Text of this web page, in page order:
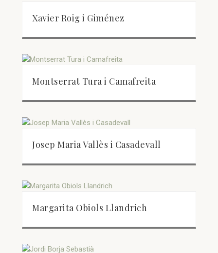
Xavier Roig i Giménez
Montserrat Tura i Camafreita
Josep Maria Vallès i Casadevall
Margarita Obiols Llandrich